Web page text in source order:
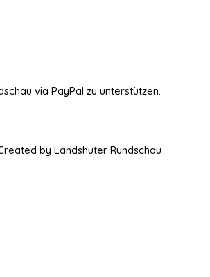
via PayPal zu unterstützen.
by Landshuter Rundschau